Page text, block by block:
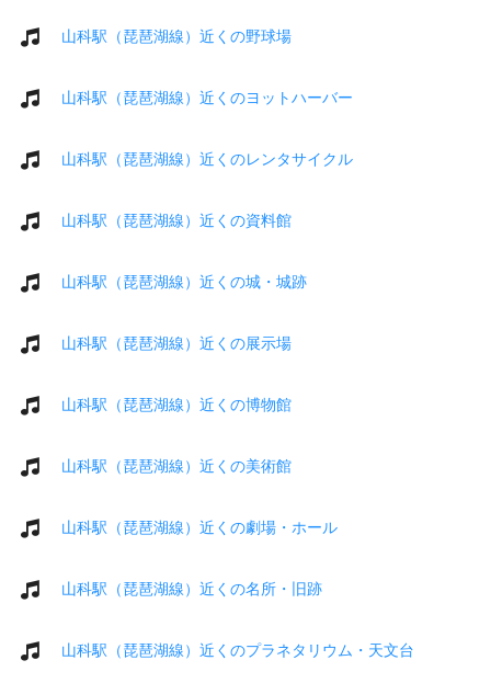
山科駅（琵琶湖線）近くの野球場
山科駅（琵琶湖線）近くのヨットハーバー
山科駅（琵琶湖線）近くのレンタサイクル
山科駅（琵琶湖線）近くの資料館
山科駅（琵琶湖線）近くの城・城跡
山科駅（琵琶湖線）近くの展示場
山科駅（琵琶湖線）近くの博物館
山科駅（琵琶湖線）近くの美術館
山科駅（琵琶湖線）近くの劇場・ホール
山科駅（琵琶湖線）近くの名所・旧跡
山科駅（琵琶湖線）近くのプラネタリウム・天文台